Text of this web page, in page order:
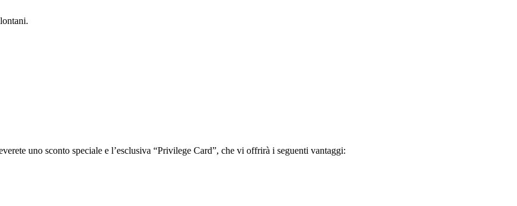
uno sconto speciale e l’esclusiva “Privilege Card”, che vi offrirà i seguenti vantaggi: